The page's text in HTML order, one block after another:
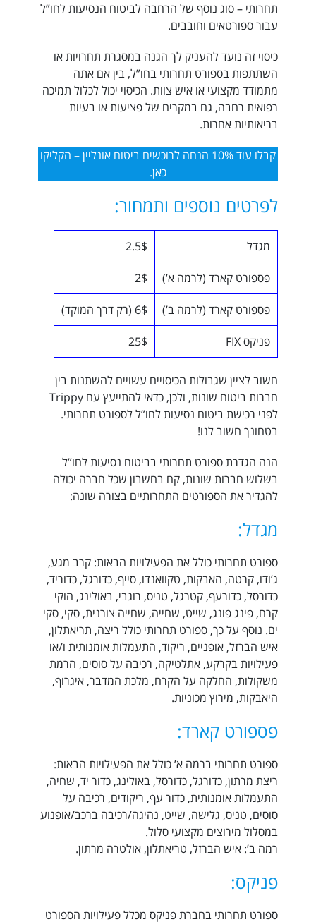
תחרותי – סוג נוסף של הרחבה לביטוח הנסיעות לחו”ל
עבור ספורטאים וחובבים.
כיסוי זה נועד להעניק לך הגנה במסגרת תחרויות או
השתתפות בספורט תחרותי בחו”ל, בין אם אתה
מתמודד מקצועי או איש צוות. הכיסוי יכול לכלול תמיכה
רפואית רחבה, גם במקרים של פציעות או בעיות
בריאותיות אחרות.
קבלו עוד 10% הנחה לרוכשים ביטוח אונליין – הקליקו
כאן.
לפרטים נוספים ותמחור:
מגדל 2.5$
פספורט קארד (לרמה א’) 2$
פספורט קארד (לרמה ב’) 6$ (רק דרך המוקד)
פניקס FIX 25$
חשוב לציין שגבולות הכיסויים עשויים להשתנות בין
חברות ביטוח שונות, ולכן, כדאי להתייעץ עם Trippy
לפני רכישת ביטוח נסיעות לחו”ל לספורט תחרותי.
בטחונך חשוב לנו!
הנה הגדרת ספורט תחרותי בביטוח נסיעות לחו”ל
בשלוש חברות שונות, קח בחשבון שכל חברה יכולה
להגדיר את הספורטים התחרותיים בצורה שונה:
מגדל:
ספורט תחרותי כולל את הפעילויות הבאות: קרב מגע,
ג’ודו, קרטה, האבקות, טקוואנדו, סייף, כדורגל, כדוריד,
כדורסל, כדורעף, קטרגל, טניס, רוגבי, באולינג, הוקי
קרח, פינג פונג, שייט, שחייה, שחייה צורנית, סקי, סקי
ים. נוסף על כך, ספורט תחרותי כולל ריצה, תריאתלון,
איש הברזל, אופניים, ריקוד, התעמלות אומנותית ו/או
פעילויות בקרקע, אתלטיקה, רכיבה על סוסים, הרמת
משקולות, החלקה על הקרח, מלכת המדבר, איגרוף,
היאבקות, מירוץ מכוניות.
פספורט קארד:
ספורט תחרותי ברמה א’ כולל את הפעילויות הבאות:
ריצת מרתון, כדורגל, כדורסל, באולינג, כדור יד, שחיה,
התעמלות אומנותית, כדור עף, ריקודים, רכיבה על
סוסים, טניס, גלישה, שייט, נהיגה/רכיבה ברכב/אופנוע
במסלול מירוצים מקצועי סלול.
רמה ב’: איש הברזל, טריאתלון, אולטרה מרתון.
פניקס:
ספורט תחרותי בחברת פניקס מכלל פעילויות הספורט